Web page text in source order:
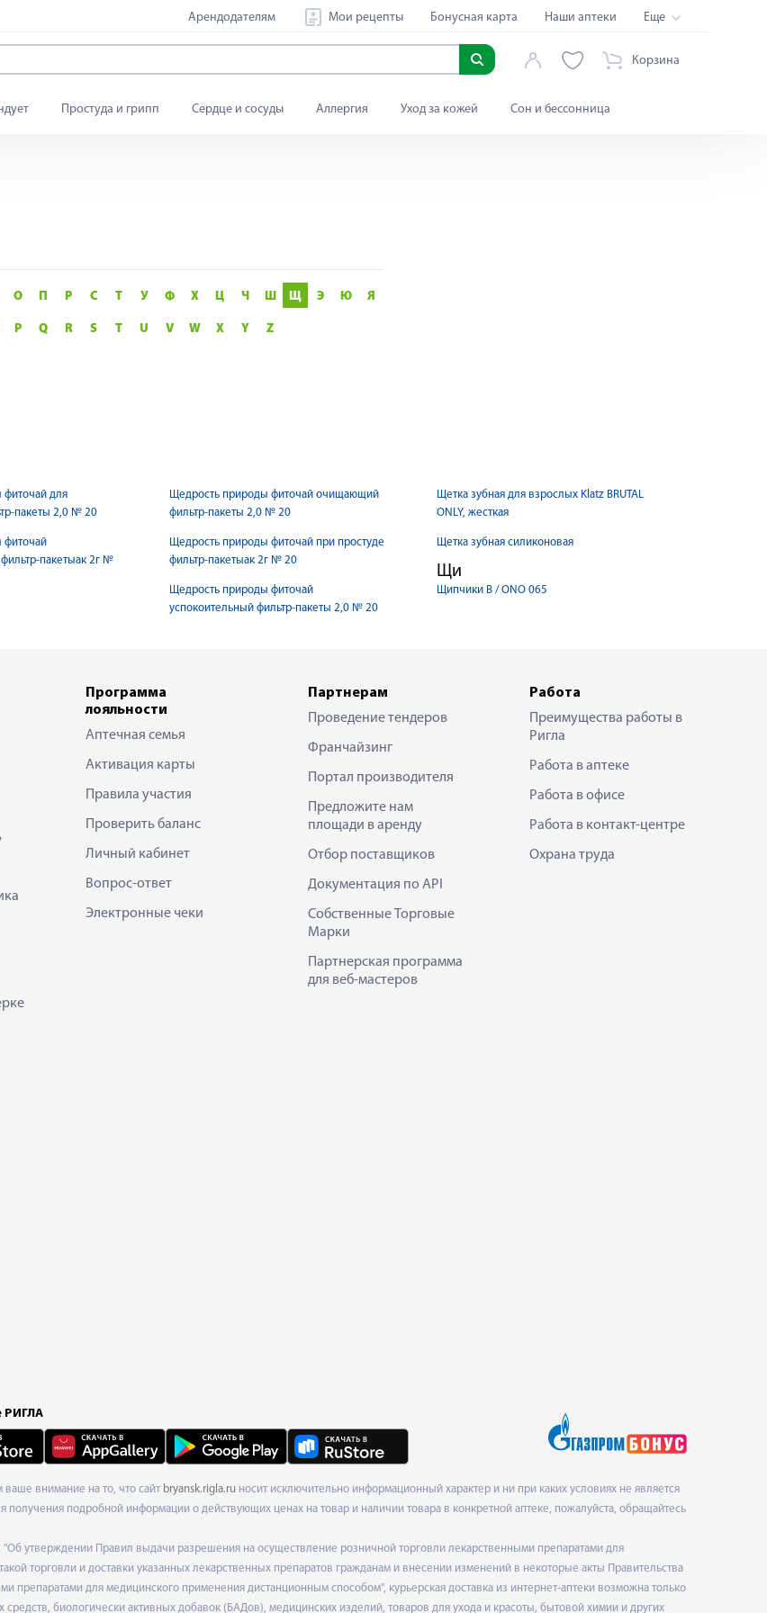
Арендодателям Мои рецепты Бонусная карта Наши аптеки Еще
Корзина
Простуда и грипп Сердце и сосуды Аллергия Уход за кожей Сон и бессонница
О П Р С Т У Ф Х Ц Ч Ш Щ Э Ю Я
P Q R S T U V W X Y Z
для
пакеты 2,0 № 20
фиточай
пакетыак 2г №
Щедрость природы фиточай очищающий
фильтр-пакеты 2,0 № 20
Щедрость природы фиточай при простуде
фильтр-пакетыак 2г № 20
Щедрость природы фиточай
успокоительный фильтр-пакеты 2,0 № 20
Щетка зубная для взрослых Klatz BRUTAL
ONLY, жесткая
Щетка зубная силиконовая
Щи
Щипчики B / ONO 065
Программа
лояльности
Аптечная семья
Активация карты
Правила участия
Проверить баланс
Личный кабинет
Вопрос-ответ
Электронные чеки
Партнерам
Проведение тендеров
Франчайзинг
Портал производителя
Предложите нам
площади в аренду
Отбор поставщиков
Документация по API
Собственные Торговые
Марки
Партнерская программа
для веб-мастеров
Работа
Преимущества работы в
Ригла
Работа в аптеке
Работа в офисе
Работа в контакт-центре
Охрана труда
РИГЛА
ваше внимание на то, что сайт bryansk.rigla.ru носит исключительно информационный характер и ни при каких условиях не является
подробной информации о действующих ценах на товар и наличии товара в конкретной аптеке, пожалуйста, обращайтесь
утверждении Правил выдачи разрешения на осуществление розничной торговли лекарственными препаратами для
торговли и доставки указанных лекарственных препаратов гражданам и внесении изменений в некоторые акты Правительства
препаратами для медицинского применения дистанционным способом", курьерская доставка из интернет-аптеки возможна только
биологически активных добавок (БАДов), медицинских изделий, товаров для ухода и красоты, бытовой химии и других